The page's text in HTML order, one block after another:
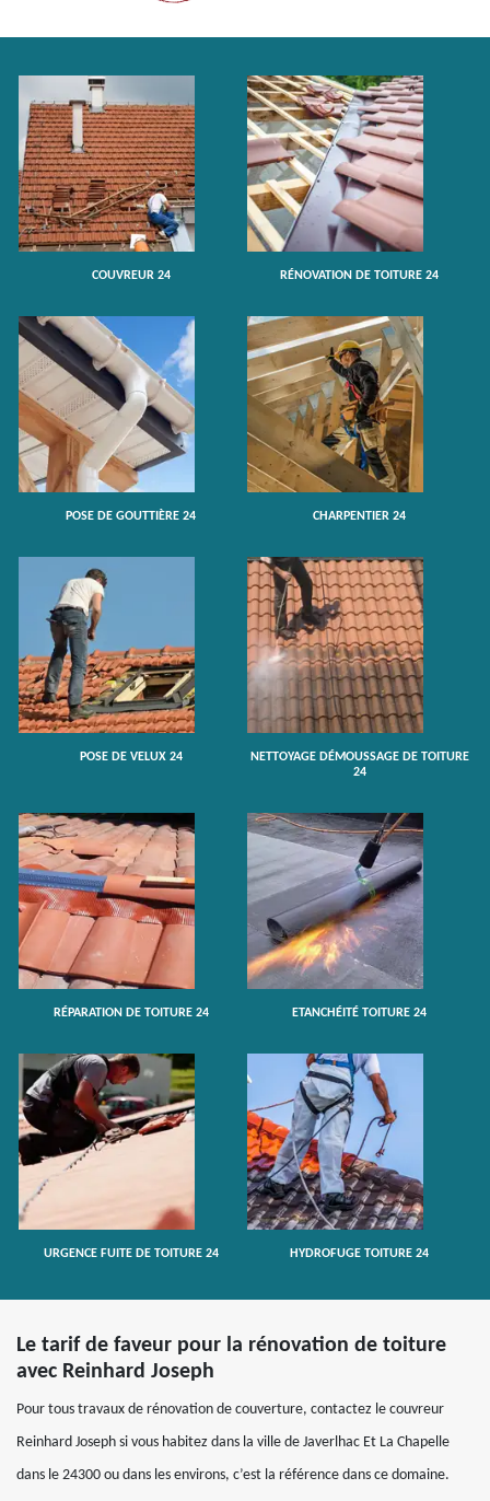
COUVREUR 24 RÉNOVATION DE TOITURE 24
POSE DE GOUTTIÈRE 24 CHARPENTIER 24
POSE DE VELUX 24
NETTOYAGE DÉMOUSSAGE DE TOITURE
24
RÉPARATION DE TOITURE 24 ETANCHÉITÉ TOITURE 24
URGENCE FUITE DE TOITURE 24 HYDROFUGE TOITURE 24
Le tarif de faveur pour la rénovation de toiture
avec Reinhard Joseph
Pour tous travaux de rénovation de couverture, contactez le couvreur
Reinhard Joseph si vous habitez dans la ville de Javerlhac Et La Chapelle
dans le 24300 ou dans les environs, c’est la référence dans ce domaine.